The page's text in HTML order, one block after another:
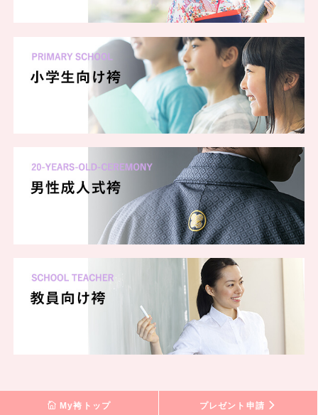
My袴トップ プレゼント申請